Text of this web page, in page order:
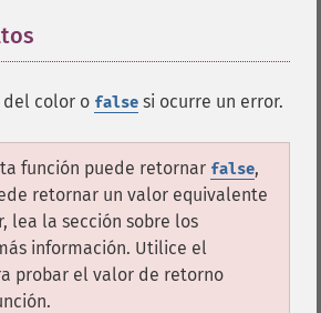
del color o false si ocurre un error.
función puede retornar false,
retornar un valor equivalente
lea la sección sobre los
información. Utilice el
probar el valor de retorno